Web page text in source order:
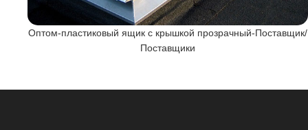
Оптом-пластиковый ящик с крышкой прозрачный-Поставщик/
Поставщики